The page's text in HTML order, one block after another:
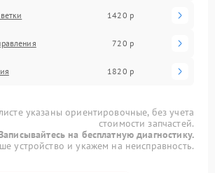
1420 р
720 р
1820 р
указаны ориентировочные, без учета
стоимости запчастей.
на бесплатную диагностику.
устройство и укажем на неисправность.